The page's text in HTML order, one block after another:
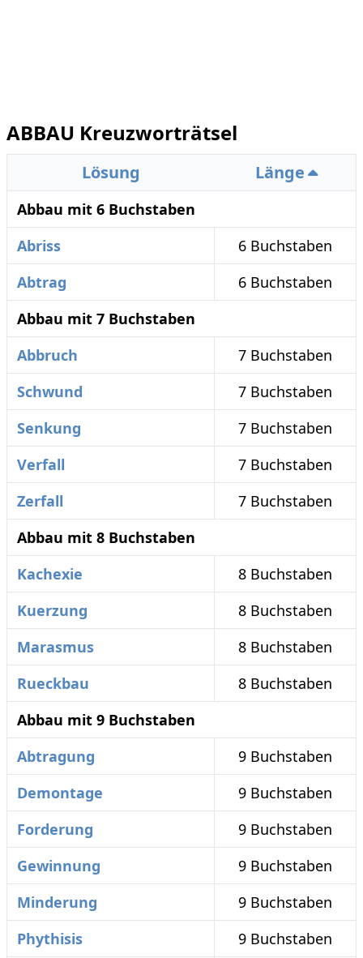
ABBAU Kreuzworträtsel
Lösung Länge
Abbau mit 6 Buchstaben
Abriss
6 Buchstaben
Abtrag
6 Buchstaben
Abbau mit 7 Buchstaben
Abbruch
7 Buchstaben
Schwund
7 Buchstaben
Senkung
7 Buchstaben
Verfall
7 Buchstaben
Zerfall
7 Buchstaben
Abbau mit 8 Buchstaben
Kachexie
8 Buchstaben
Kuerzung
8 Buchstaben
Marasmus
8 Buchstaben
Rueckbau
8 Buchstaben
Abbau mit 9 Buchstaben
Abtragung
9 Buchstaben
Demontage
9 Buchstaben
Forderung
9 Buchstaben
Gewinnung
9 Buchstaben
Minderung
9 Buchstaben
Phythisis
9 Buchstaben